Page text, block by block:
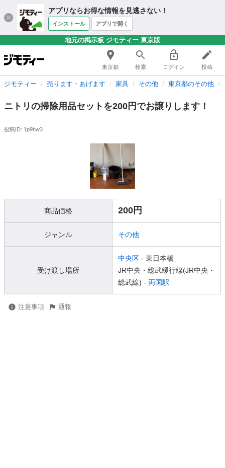
アプリならお得な情報を見逃さない！
インストール アプリで開く
地元の掲示板 ジモティー 東京版
東京都 検索 ログイン 投稿
ジモティー 売ります・あげます 家具 その他 東京都のその他
ニトリの掃除用品セットを200円でお譲りします！
投稿ID: 1p9hw3
商品価格 200円
ジャンル その他
受け渡し場所
中央区 - 東日本橋
JR中央・総武緩行線(JR中央・
総武線) - 両国駅
注意事項 通報